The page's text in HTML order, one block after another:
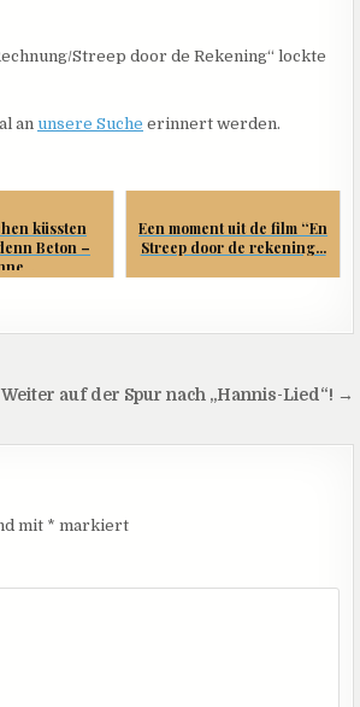
Streep door de Rekening“ lockte
an unsere Suche erinnert werden.
küssten
Beton –
Een moment uit de film “En
Streep door de rekening...
Weiter auf der Spur nach „Hannis-Lied“! →
mit * markiert